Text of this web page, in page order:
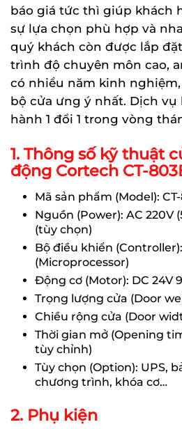
báo giá tức thì giúp khách
sự lựa chọn phù hợp và
quý khách còn được lắp
trình độ chuyên môn cao,
có nhiều năm kinh
bộ cửa ưng ý nhất. Dịch vụ
hành 1 đổi 1 trong vòng
1. Thông số kỹ thuật
động Cortech CT-
Mã sản phẩm (Model):
Nguồn (Power): AC 220V
(tùy chọn)
Bộ điều khiển
(Microprocessor)
Động cơ (Motor): DC 24V
Trọng lượng cửa (Door
Chiều rộng cửa (Door
Thời gian mở (Opening
tùy chỉnh)
Tùy chọn (Option): UPS,
chương trình, khóa cơ…
2. Phụ kiện